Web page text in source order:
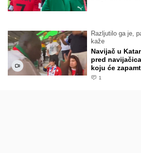
Razljutilo ga je,
kaže
Navijač u
pred
koju će
1